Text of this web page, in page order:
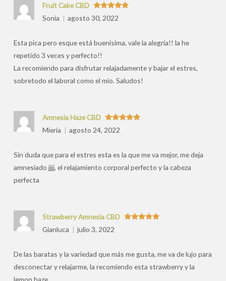
Valorado
con5de 5
Fruit Cake CBD
Sonia
agosto 30, 2022
Esta pica pero esque está buenisima, vale la alegria!! la he
repetido 3 veces y perfecto!!
La recomiendo para disfrutar relajadamente y bajar el estres,
sobretodo el laboral como el mio. Saludos!
Valorado
con5
Amnesia Haze CBD
Mieria
agosto 24, 2022
Sin duda que para el estres esta es la que me va mejor, me deja
amnesiado jjjj, el relajamiento corporal perfecto y la cabeza
perfecta
Strawberry Amnesia CBD
Gianluca
julio 3, 2022
De las baratas y la variedad que más me gusta, me va de lujo para
desconectar y relajarme, la recomiendo esta strawberry y la
lemon haze